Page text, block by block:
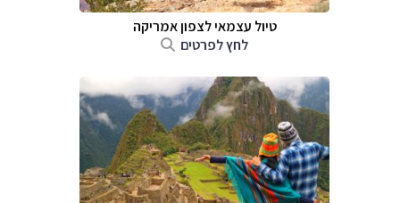
טיול עצמאי לצפון אמריקה
לחץ לפרטים